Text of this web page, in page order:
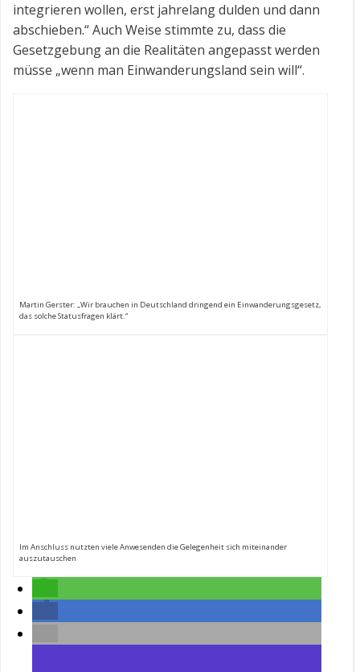
integrieren wollen, erst jahrelang dulden und dann
abschieben.“ Auch Weise stimmte zu, dass die
Gesetzgebung an die Realitäten angepasst werden
müsse „wenn man Einwanderungsland sein will“.
Martin Gerster: „Wir brauchen in Deutschland dringend ein Einwanderungsgesetz,
das solche Statusfragen klärt.“
Im Anschluss nutzten viele Anwesenden die Gelegenheit sich miteinander
auszutauschen